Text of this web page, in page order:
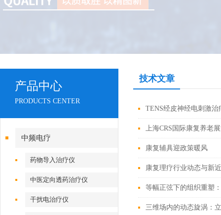
产品中心
PRODUCTS CENTER
中频电疗
药物导入治疗仪
中医定向透药治疗仪
干扰电治疗仪
技术文章
TENS经皮神经电刺激
上海CRS国际康复养老
康复辅具迎政策暖风
康复理疗行业动态与新
等幅正弦下的组织重塑
三维场内的动态旋涡：